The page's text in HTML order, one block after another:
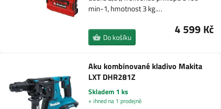
min-1, hmotnost 3 kg.…
4 599 Kč
Do košíku
Aku kombinované kladivo Makita
LXT DHR281Z
Skladem 1 ks
+ ihned na 1 prodejně